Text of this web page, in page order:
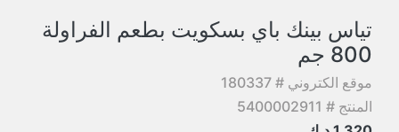
تياس بينك باي بسكويت بطعم الفراولة
800 جم
موقع الكتروني # 180337
المنتج # 5400002911